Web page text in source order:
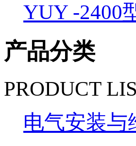
YUY -2400
产品分类
PRODUCT
电气安装与